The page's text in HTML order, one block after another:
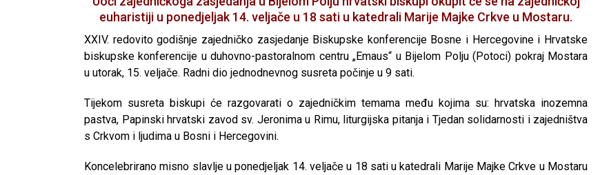
euharistiji u ponedjeljak 14. veljače u 18 sati u katedrali Marije Majke Crkve u Mostaru.
XXIV. redovito godišnje zajedničko zasjedanje Biskupske konferencije Bosne i Hercegovine i Hrvatske
biskupske konferencije u duhovno-pastoralnom centru „Emaus“ u Bijelom Polju (Potoci) pokraj Mostara
u utorak, 15. veljače. Radni dio jednodnevnog susreta počinje u 9 sati.
Tijekom susreta biskupi će razgovarati o zajedničkim temama među kojima su: hrvatska inozemna
pastva, Papinski hrvatski zavod sv. Jeronima u Rimu, liturgijska pitanja i Tjedan solidarnosti i zajedništva
s Crkvom i ljudima u Bosni i Hercegovini.
Koncelebrirano misno slavlje u ponedjeljak 14. veljače u 18 sati u katedrali Marije Majke Crkve u Mostaru